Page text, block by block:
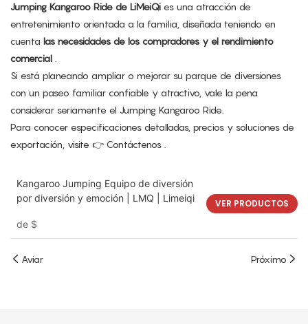
Jumping Kangaroo Ride de LiMeiQi es una atracción de
entretenimiento orientada a la familia, diseñada teniendo en
cuenta las necesidades de los compradores y el rendimiento
comercial
Si está planeando ampliar o mejorar su parque de diversiones
con un paseo familiar confiable y atractivo, vale la pena
considerar seriamente el Jumping Kangaroo Ride.
Para conocer especificaciones detalladas, precios y soluciones de
exportación, visite 👉 Contáctenos
Kangaroo Jumping Equipo de diversión
por diversión y emoción | LMQ | Limeiqi
de $
VER PRODUCTOS
Aviar Próximo